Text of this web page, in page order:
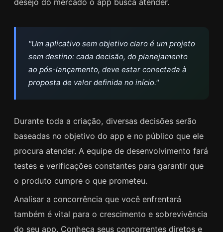
"Um aplicativo sem objetivo claro é um projeto
sem destino: cada decisão, do planejamento
ao pós-lançamento, deve estar conectada à
proposta de valor definida no início."
Durante toda a criação, diversas decisões serão
baseadas no objetivo do app e no público que ele
procura atender. A equipe de desenvolvimento fará
testes e verificações constantes para garantir que
o produto cumpre o que prometeu.
Analisar a concorrência que você enfrentará
também é vital para o crescimento e sobrevivência
do seu app. Conheça seus concorrentes diretos e